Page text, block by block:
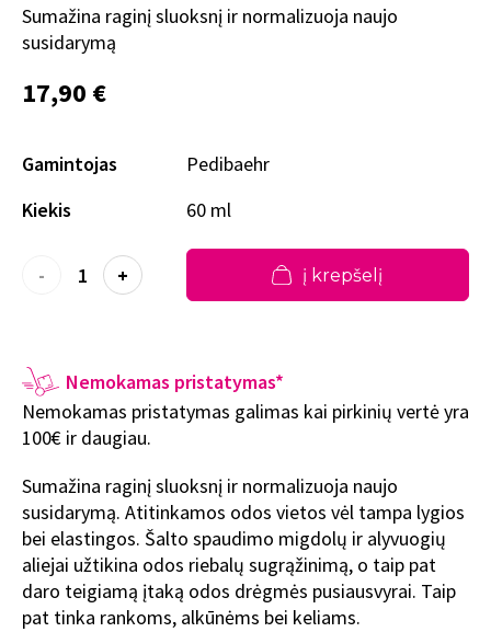
Sumažina raginį sluoksnį ir normalizuoja naujo
susidarymą
17,90 €
Gamintojas
Pedibaehr
Kiekis
60 ml
- + į krepšelį
Nemokamas pristatymas*
Nemokamas pristatymas galimas kai pirkinių vertė yra
100€ ir daugiau.
Sumažina raginį sluoksnį ir normalizuoja naujo
susidarymą. Atitinkamos odos vietos vėl tampa lygios
bei elastingos. Šalto spaudimo migdolų ir alyvuogių
aliejai užtikina odos riebalų sugrąžinimą, o taip pat
daro teigiamą įtaką odos drėgmės pusiausvyrai. Taip
pat tinka rankoms, alkūnėms bei keliams.